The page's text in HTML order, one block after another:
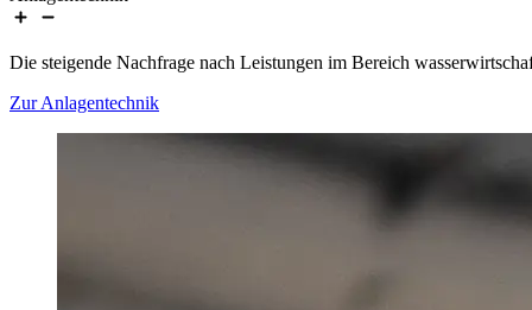
Die steigende Nachfrage nach Leistungen im Bereich
Zur Anlagentechnik